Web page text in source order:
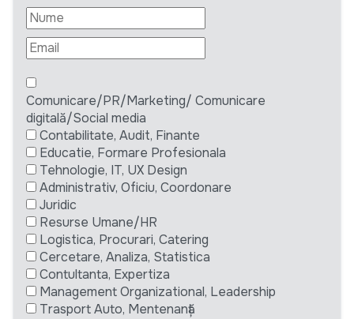
Comunicare/PR/Marketing/ Comunicare
digitală/Social media
Contabilitate, Audit, Finante
Educatie, Formare Profesionala
Tehnologie, IT, UX Design
Administrativ, Oficiu, Coordonare
Juridic
Resurse Umane/HR
Logistica, Procurari, Catering
Cercetare, Analiza, Statistica
Contultanta, Expertiza
Management Organizational, Leadership
Trasport Auto, Mentenanță